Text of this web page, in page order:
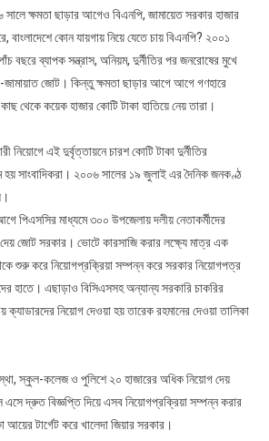
কোটি
টাকার
করে
বিএনপি,জামায়েত
ক্ষমতা ছাড়ার আগেও বিএনপি, জামায়েত সরকার হাজার
বাংলাদেশে কোন যায়গায় নিয়ে যেতে চায় বিএনপি? ২০০১
বছরে ব্যাপক সন্ত্রাস, অনিয়ম, দুর্নীতির পর জনরোষের মুখে
জামায়াত জোট। কিন্তু ক্ষমতা ছাড়ার আগে আগে গণহারে
থেকে কয়েক হাজার কোটি টাকা হাতিয়ে নেয় তারা।
নিয়োগে এই দুর্বৃত্তায়নে চারশ কোটি টাকা দুর্নীতির
সাংবাদিকরা। ২০০৬ সালের ১৯ জুলাই এর দৈনিক জনকণ্ঠ
পিএসসির মাধ্যমে ৩০০ উপজেলায় দলীয় নেতাকর্মীদের
দেয় জোট সরকার। ভোটে কারসাজি করার লক্ষ্যে মাত্র এক
শুরু করে নিয়োগপ্রক্রিয়া সম্পন্ন করে সরকার নিয়োগপত্র
হাতে। এছাড়াও বিসিএসসহ অন্যান্য সরকারি চাকরির
নিয়োগ দেওয়া হয় তারেক রহমানের দেওয়া তালিকা
স্কুল-কলেজ ও পুলিশে ২০ হাজারের অধিক নিয়োগ দেয়
এসে দ্রুত বিজ্ঞপ্তি দিয়ে এসব নিয়োগপ্রক্রিয়া সম্পন্ন করার
আয়ের টার্গেট করে খালেদা জিয়ার সরকার।